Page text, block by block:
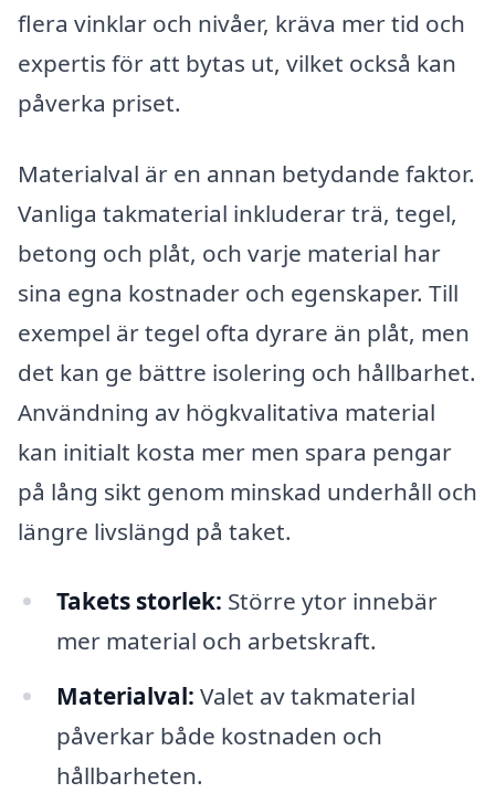
flera vinklar och nivåer, kräva mer tid och
expertis för att bytas ut, vilket också kan
påverka priset.
Materialval är en annan betydande faktor.
Vanliga takmaterial inkluderar trä, tegel,
betong och plåt, och varje material har
sina egna kostnader och egenskaper. Till
exempel är tegel ofta dyrare än plåt, men
det kan ge bättre isolering och hållbarhet.
Användning av högkvalitativa material
kan initialt kosta mer men spara pengar
på lång sikt genom minskad underhåll och
längre livslängd på taket.
Takets storlek: Större ytor innebär
mer material och arbetskraft.
Materialval: Valet av takmaterial
påverkar både kostnaden och
hållbarheten.